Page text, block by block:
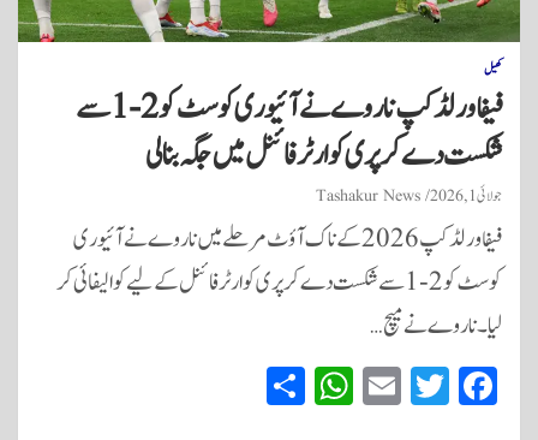
کھیل
فیفا ورلڈ کپ ناروے نے آئیوری کوسٹ کو 2-1 سے
شکست دے کر پری کوارٹر فائنل میں جگہ بنا لی
جولائی 1, 2026 Tashakur News
فیفا ورلڈ کپ 2026 کے ناک آؤٹ مرحلے میں ناروے نے آئیوری
کوسٹ کو 2-1 سے شکست دے کر پری کوارٹر فائنل کے لیے کوالیفائی کر
لیا۔ ناروے نے میچ…
Fa
T
E
W